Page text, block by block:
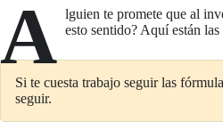
A lguien te promete que al
esto sentido? Aquí están
Si te cuesta trabajo seguir las
seguir.